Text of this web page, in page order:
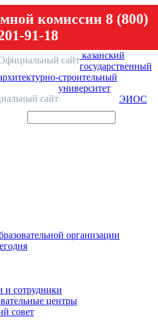
комиссии 8 (800)
91-18
сайт казанский
государственный
строительный
университет
сайт ЭИОС
организации
и сотрудники
центры
совет